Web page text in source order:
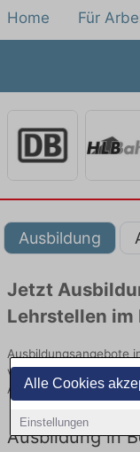
Alle Cookies
Einstellungen
Home Für
Ausbildung
Jetzt
Lehrstellen im
Ausbildungsangebote
von namhaften
Arbeitgebern und
Ausbildung in